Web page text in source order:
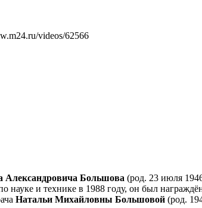
videos/62566
Александровича Большова (род. 23 июля
науке и технике в 1988 году, он был
Натальи Михайловны Большовой (род.